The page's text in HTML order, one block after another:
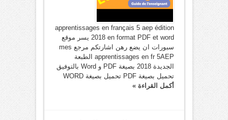
apprentissages en français 5 aep édition
2018 en format PDF et word يسر موقع
سبورات ان يضع رهن اشارتكم مرجع mes
apprentissages en fr 5AEP الطبعة
الجديدة 2018 بصيغة PDF و Word بالتوفيق
تحميل بصيغة PDF تحميل بصيغة WORD
أكمل القراءة »